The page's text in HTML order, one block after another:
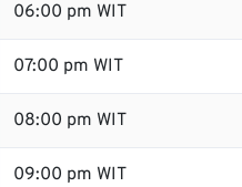
06:00 pm WIT
07:00 pm WIT
08:00 pm WIT
09:00 pm WIT